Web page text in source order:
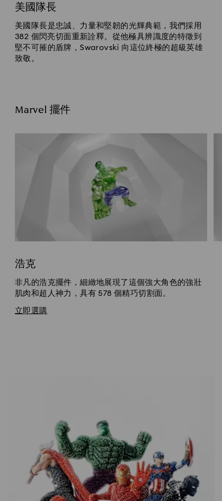
美國隊長
美國隊長是忠誠、力量和堅韌的光輝典範，我們採用
382 個閃亮切面重新詮釋。從他極具辨識度的特徵到
堅不可摧的盾牌，Swarovski 向這位終極的超級英雄
致敬。
Marvel 擺件
浩克
非凡的浩克擺件，細緻地展現了這個強大角色的強壯
肌肉和超人神力，具有 578 個精巧切割面。
立即選購